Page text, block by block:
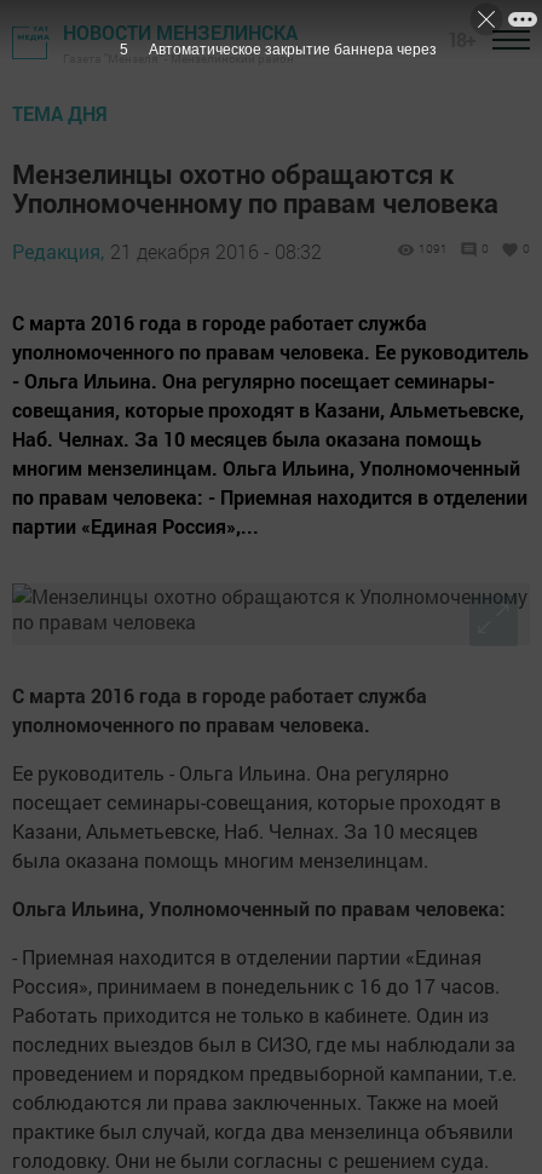
НОВОСТИ МЕНЗЕЛИНСКА
Газета "Мензеля" - Мензелинский район
ТЕМА ДНЯ
Мензелинцы охотно обращаются к
Уполномоченному по правам человека
Редакция, 21 декабря 2016 - 08:32 1091 0 0
С марта 2016 года в городе работает служба
уполномоченного по правам человека. Ее руководитель
- Ольга Ильина. Она регулярно посещает семинары-
совещания, которые проходят в Казани, Альметьевске,
Наб. Челнах. За 10 месяцев была оказана помощь
многим мензелинцам. Ольга Ильина, Уполномоченный
по правам человека: - Приемная находится в отделении
партии «Единая Россия»,...
С марта 2016 года в городе работает служба
уполномоченного по правам человека.
Ее руководитель - Ольга Ильина. Она регулярно
посещает семинары-совещания, которые проходят в
Казани, Альметьевске, Наб. Челнах. За 10 месяцев
была оказана помощь многим мензелинцам.
Ольга Ильина, Уполномоченный по правам человека:
- Приемная находится в отделении партии «Единая
Россия», принимаем в понедельник с 16 до 17 часов.
Работать приходится не только в кабинете. Один из
последних выездов был в СИЗО, где мы наблюдали за
проведением и порядком предвыборной кампании, т.е.
соблюдаются ли права заключенных. Также на моей
практике был случай, когда два мензелинца объявили
голодовку. Они не были согласны с решением суда.
4 Автоматическое закрытие баннера через